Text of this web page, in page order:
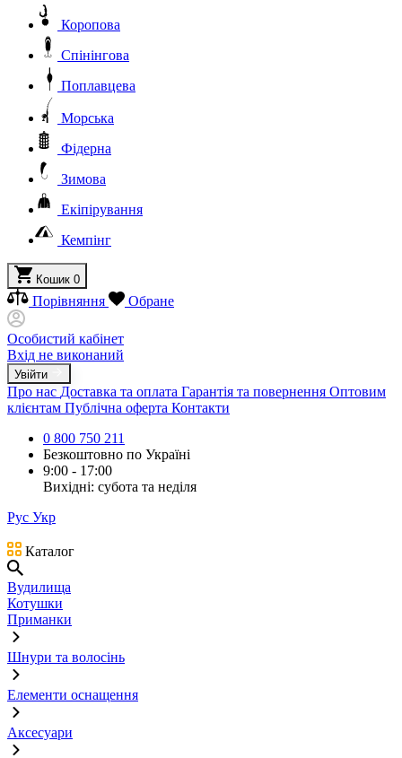
Коропова
Спінінгова
Поплавцева
Морська
Фідерна
Зимова
Екіпірування
Кемпінг
Кошик 0
Порівняння Обране
Особистий кабінет
Вхід не виконаний
Увійти
Про нас Доставка та оплата Гарантія та повернення Оптовим
клієнтам Публічна оферта Контакти
0 800 750 211
Безкоштовно по Україні
9:00 - 17:00
Вихідні: субота та неділя
Рус Укр
Каталог
Вудилища
Котушки
Приманки
Шнури та волосінь
Елементи оснащення
Аксесуари